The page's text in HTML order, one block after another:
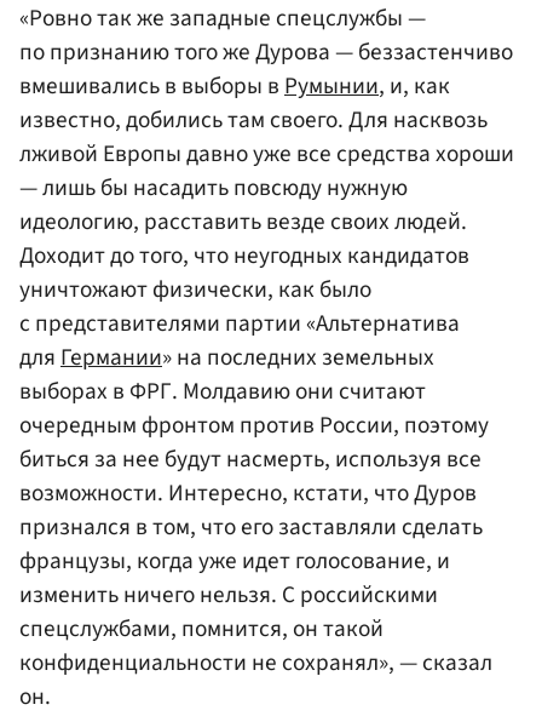
«Ровно так же западные спецслужбы —
по признанию того же Дурова — беззастенчиво
вмешивались в выборы вРумынии, и, как
известно, добились там своего. Для насквозь
лживой Европы давно уже все средства хороши
— лишь бы насадить повсюду нужную
идеологию, расставить везде своих людей.
Доходит до того, что неугодных кандидатов
уничтожают физически, как было
с представителями партии «Альтернатива
дляГермании» на последних земельных
выборах в ФРГ. Молдавию они считают
очередным фронтом против России, поэтому
биться за нее будут насмерть, используя все
возможности. Интересно, кстати, что Дуров
признался в том, что его заставляли сделать
французы, когда уже идет голосование, и
изменить ничего нельзя. С российскими
спецслужбами, помнится, он такой
конфиденциальности не сохранял», — сказал
он.